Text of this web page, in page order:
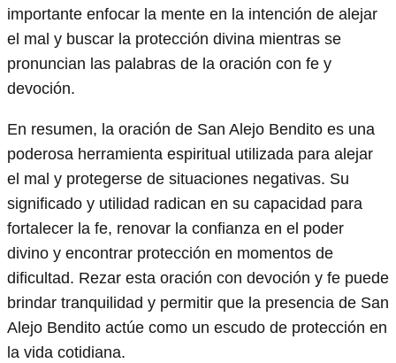
importante enfocar la mente en la intención de alejar
el mal y buscar la protección divina mientras se
pronuncian las palabras de la oración con fe y
devoción.
En resumen, la oración de San Alejo Bendito es una
poderosa herramienta espiritual utilizada para alejar
el mal y protegerse de situaciones negativas. Su
significado y utilidad radican en su capacidad para
fortalecer la fe, renovar la confianza en el poder
divino y encontrar protección en momentos de
dificultad. Rezar esta oración con devoción y fe puede
brindar tranquilidad y permitir que la presencia de San
Alejo Bendito actúe como un escudo de protección en
la vida cotidiana.